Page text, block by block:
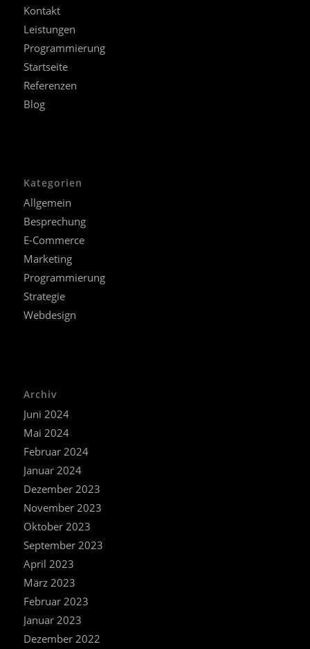
Kontakt
Leistungen
Programmierung
Startseite
Referenzen
Blog
Kategorien
Allgemein
Besprechung
E-Commerce
Marketing
Programmierung
Strategie
Webdesign
Archiv
Juni 2024
Mai 2024
Februar 2024
Januar 2024
Dezember 2023
November 2023
Oktober 2023
September 2023
April 2023
März 2023
Februar 2023
Januar 2023
Dezember 2022